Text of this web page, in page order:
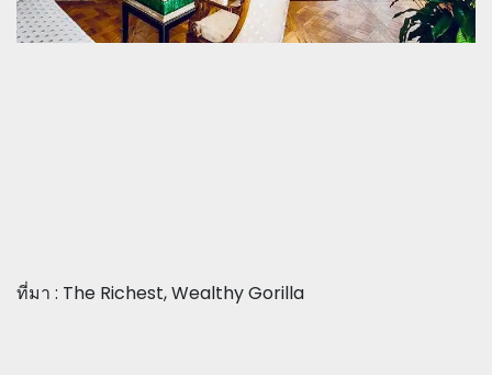
ที่มา : The Richest, Wealthy Gorilla